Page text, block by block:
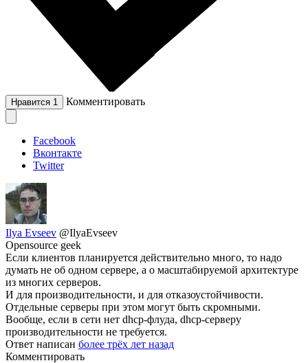
Нравится 1 Комментировать
Facebook
Вконтакте
Twitter
Ilya Evseev @IlyaEvseev
Opensource geek
Если клиентов планируется действительно много, то надо
думать не об одном сервере, а о масштабируемой архитектуре
из многих серверов.
И для производительности, и для отказоустойчивости.
Отдельные серверы при этом могут быть скромными.
Вообще, если в сети нет dhcp-флуда, dhcp-серверу
производительности не требуется.
Ответ написан более трёх лет назад
Комментировать